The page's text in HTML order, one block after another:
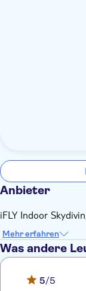
Anbieter
iFLY Indoor
Mehr erfahren
Was andere
5/5